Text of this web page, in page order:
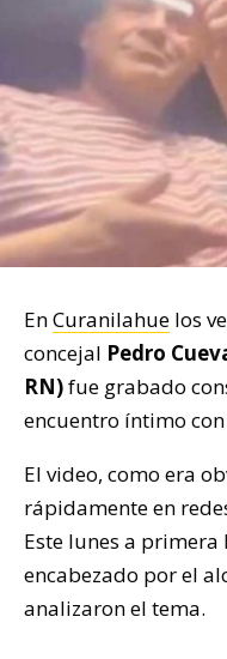
EnCuranilahue los
concejal Pedro
RN)fue grabado
encuentro íntimo
El video, como era
rápidamente en
Este lunes a
encabezado por el
analizaron el tema.